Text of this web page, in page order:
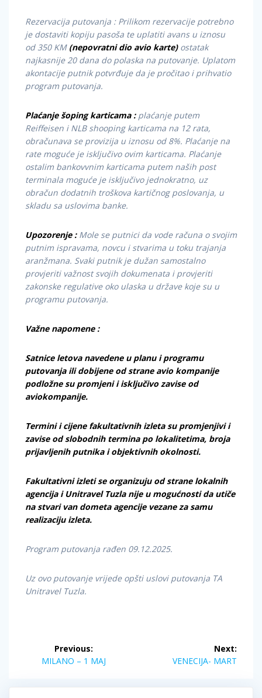
Rezervacija putovanja : Prilikom rezervacije potrebno
je dostaviti kopiju pasoša te uplatiti avans u iznosu
od 350 KM (nepovratni dio avio karte)ostatak
najkasnije 20 dana do polaska na putovanje. Uplatom
akontacije putnik potvrđuje da je pročitao i prihvatio
program putovanja.
Plaćanje šoping karticama :plaćanje putem
Reiffeisen i NLB shooping karticama na 12 rata,
obračunava se provizija u iznosu od 8%. Plaćanje na
rate moguće je isključivo ovim karticama. Plaćanje
ostalim bankovvnim karticama putem naših post
terminala moguće je isključivo jednokratno, uz
obračun dodatnih troškova kartičnog poslovanja, u
skladu sa uslovima banke.
Upozorenje : Mole se putnici da vode računa o svojim
putnim ispravama, novcu i stvarima u toku trajanja
aranžmana. Svaki putnik je dužan samostalno
provjeriti važnost svojih dokumenata i provjeriti
zakonske regulative oko ulaska u države koje su u
programu putovanja.
Važne napomene :
Satnice letova navedene u planu i programu
putovanja ili dobijene od strane avio kompanije
podložne su promjeni i isključivo zavise od
aviokompanije.
Termini i cijene fakultativnih izleta su promjenjivi i
zavise od slobodnih termina po lokalitetima, broja
prijavljenih putnika i objektivnih okolnosti.
Fakultativni izleti se organizuju od strane lokalnih
agencija i Unitravel Tuzla nije u mogućnosti da utiče
na stvari van dometa agencije vezane za samu
realizaciju izleta.
Program putovanja rađen 09.12.2025.
Uz ovo putovanje vrijede opšti uslovi putovanja TA
Unitravel Tuzla.
navigation
Previous:
Previous
MILANO – 1 MAJ
Next:
Next
VENECIJA- MART